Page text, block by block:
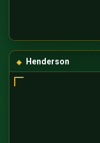
Henderson